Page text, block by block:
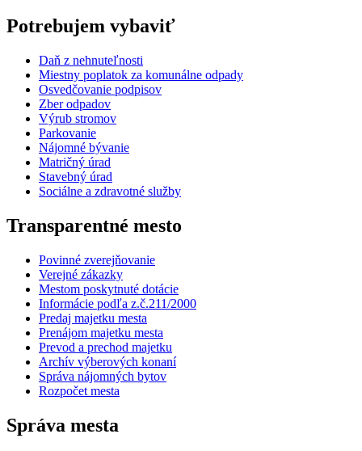
Potrebujem vybaviť
Daň z nehnuteľnosti
Miestny poplatok za komunálne odpady
Osvedčovanie podpisov
Zber odpadov
Výrub stromov
Parkovanie
Nájomné bývanie
Matričný úrad
Stavebný úrad
Sociálne a zdravotné služby
Transparentné mesto
Povinné zverejňovanie
Verejné zákazky
Mestom poskytnuté dotácie
Informácie podľa z.č.211/2000
Predaj majetku mesta
Prenájom majetku mesta
Prevod a prechod majetku
Archív výberových konaní
Správa nájomných bytov
Rozpočet mesta
Správa mesta